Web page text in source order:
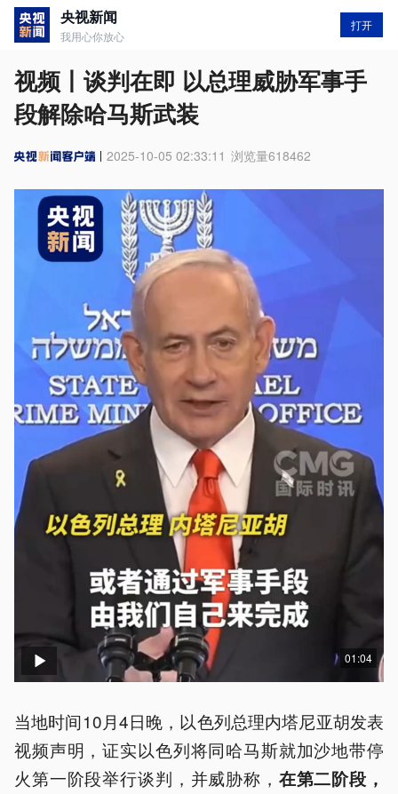
央视新闻
我用心你放心
打开
视频丨谈判在即 以总理威胁军事手
段解除哈马斯武装
2025-10-05 02:33:11 浏览量618462
01:04
当地时间10月4日晚，以色列总理内塔尼亚胡发表
视频声明，证实以色列将同哈马斯就加沙地带停
火第一阶段举行谈判，并威胁称， 在第二阶段，